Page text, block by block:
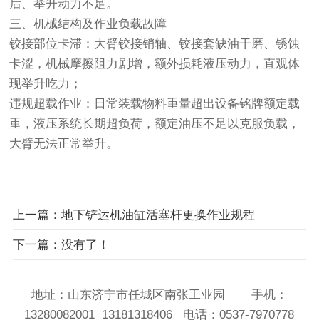
后、举升动力不足。
三、机械结构及作业负载故障
铰接部位卡滞：大臂铰接销轴、铰接套缺油干磨、锈蚀
卡涩，机械摩擦阻力剧增，额外损耗液压动力，直观体
现举升吃力；
违规超载作业：日常装载物料重量超出设备铭牌额定载
重，液压系统长期超负荷，额定油压不足以克服负载，
大臂无法正常举升。
上一篇：地下铲运机油缸活塞杆更换作业规程
下一篇：没有了！
地址：山东济宁市任城区南张工业园 手机：
13280082001 13181318406 电话：0537-7970778